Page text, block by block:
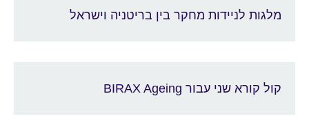
מלגות לניידות מחקר בין בריטניה וישראל
קול קורא שני עבור BIRAX Ageing